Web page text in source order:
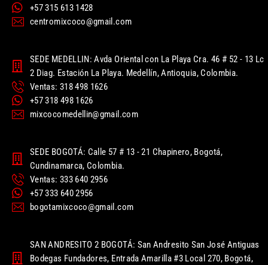
+57 315 613 1428
centromixcoco@gmail.com
SEDE MEDELLIN: Avda Oriental con La Playa Cra. 46 # 52 - 13 Lc
2 Diag. Estación La Playa. Medellín, Antioquia, Colombia.
Ventas: 318 498 1626
+57 318 498 1626
mixcocomedellin@gmail.com
SEDE BOGOTÁ: Calle 57 # 13 - 21 Chapinero, Bogotá,
Cundinamarca, Colombia.
Ventas: 333 640 2956
+57 333 640 2956
bogotamixcoco@gmail.com
SAN ANDRESITO 2 BOGOTÁ: San Andresito San José Antiguas
Bodegas Fundadores, Entrada Amarilla #3 Local 270, Bogotá,